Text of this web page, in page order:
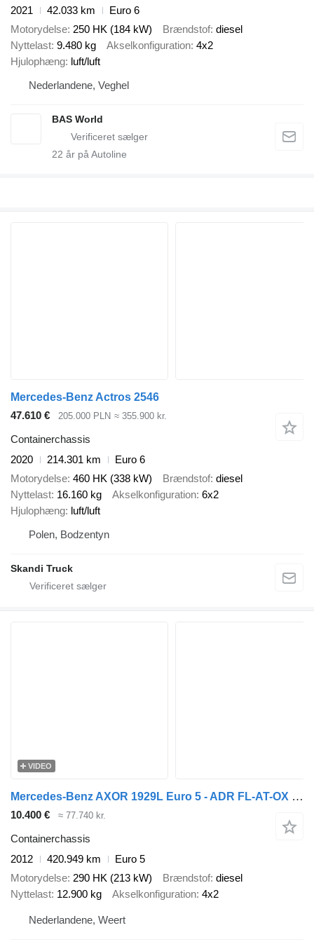
2021
42.033 km
Euro 6
Motorydelse 250 HK (184 kW) Brændstof diesel
Nyttelast 9.480 kg Akselkonfiguration 4x2
Hjulophæng luft/luft
Nederlandene, Veghel
BAS World
22 år på Autoline
Mercedes-Benz Actros 2546
47.610 €
205.000 PLN ≈ 355.900 kr.
Containerchassis
2020
214.301 km
Euro 6
Motorydelse 460 HK (338 kW) Brændstof diesel
Nyttelast 16.160 kg Akselkonfiguration 6x2
Hjulophæng luft/luft
Polen, Bodzentyn
Skandi Truck
VIDEO
Mercedes-Benz AXOR 1929L Euro 5 - ADR FL-AT-OX ( 20" TWIST LOCKS )
10.400 € ≈ 77.740 kr.
Containerchassis
2012
420.949 km
Euro 5
Motorydelse 290 HK (213 kW) Brændstof diesel
Nyttelast 12.900 kg Akselkonfiguration 4x2
Nederlandene, Weert